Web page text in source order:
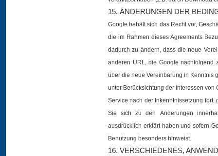
15. ÄNDERUNGEN DER
Google behält sich das Recht vor,
die im Rahmen dieses Agreements
dadurch zu ändern, dass die neue
anderen URL, die Google nachfolgend
über die neue Vereinbarung in Kenntnis
unter Berücksichtung der Interessen
Service nach der Inkenntnissetzung
Sie sich zu den Änderungen
ausdrücklich erklärt haben und sofern
Benutzung besonders hinweist.
16. VERSCHIEDENES,